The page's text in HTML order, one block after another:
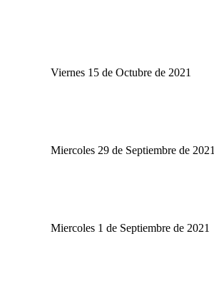
Viernes 15 de Octubre de 2021
Miercoles 29 de Septiembre de 2021
Miercoles 1 de Septiembre de 2021